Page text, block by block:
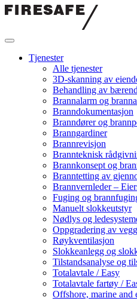
Hopp
Firesafe
Tjenester
Alle tjenester
3D-skanning av
Behandling av
Brannalarm og
Branndokumentasjon
Branndører og
Branngardiner
Brannrevisjon
Brannteknisk
Brannkonsept og
Branntetting av
Brannvernleder –
Fuging og
Manuelt slokkeutstyr
Nødlys og
Oppgradering av
Røykventilasjon
Slokkeanlegg og
Tilstandsanalyse og
Totalavtale / Easy
Totalavtale fartøy /
Offshore, marine and